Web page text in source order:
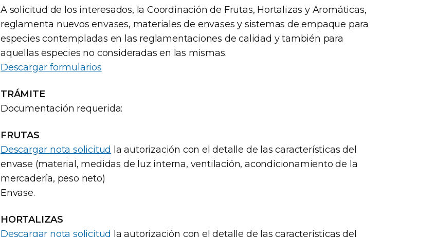
A solicitud de los interesados, la Coordinación de Frutas, Hortalizas y Aromáticas,
reglamenta nuevos envases, materiales de envases y sistemas de empaque para
especies contempladas en las reglamentaciones de calidad y también para
aquellas especies no consideradas en las mismas.
Descargar formularios
TRÁMITE
Documentación requerida:
FRUTAS
Descargar nota solicitud la autorización con el detalle de las características del
envase (material, medidas de luz interna, ventilación, acondicionamiento de la
mercadería, peso neto)
Envase.
HORTALIZAS
Descargar nota solicitud la autorización con el detalle de las características del